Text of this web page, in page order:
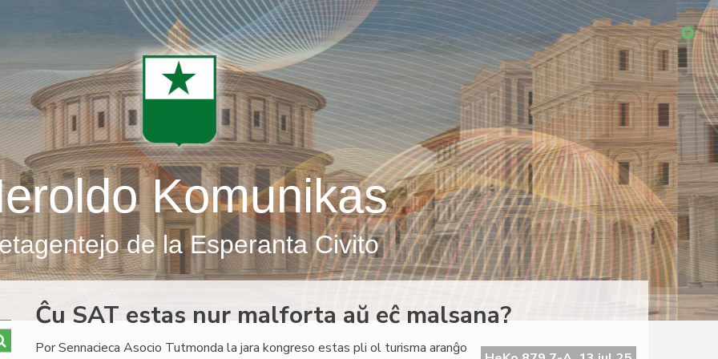
Komunikas
de la Esperanta Civito
Ĉu SAT estas nur malforta aŭ eĉ malsana?
Por Sennacieca Asocio Tutmonda la jara kongreso estas pli ol turisma aranĝo